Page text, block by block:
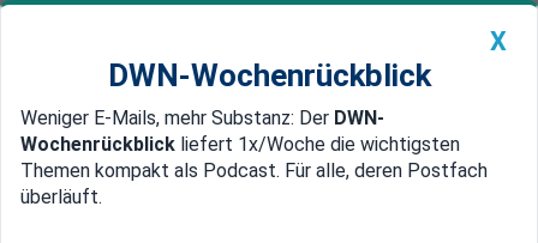
Newsticker MEIN DWN: Geldanlage Premium
Edelmetalle DWN-Magazin China
X
DWN-Wochenrückblick
Weniger E-Mails, mehr Substanz: Der DWN-
Wochenrückblick liefert 1x/Woche die wichtigsten
Themen kompakt als Podcast. Für alle, deren Postfach
überläuft.